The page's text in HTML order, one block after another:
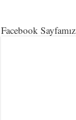
Facebook Sayfamız